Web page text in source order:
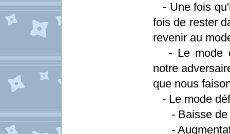
- Une fois
fois de rester
revenir au
- Le mode
notre
que nous
- Le mode
- Baisse de
-